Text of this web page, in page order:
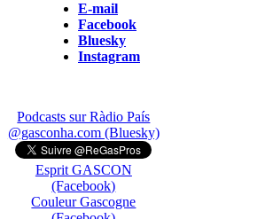
E-mail
Facebook
Bluesky
Instagram
Podcasts sur Ràdio País
@gasconha.com (Bluesky)
Esprit GASCON
(Facebook)
Couleur Gascogne